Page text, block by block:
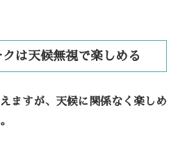
は天候無視で楽しめる
ますが、天候に関係なく楽しめ